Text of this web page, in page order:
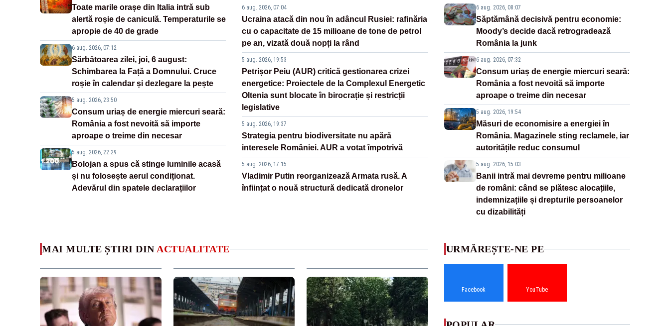
Toate marile orașe din Italia intră sub
alertă roșie de caniculă. Temperaturile se
apropie de 40 de grade
6 aug. 2026, 07:12
Sărbătoarea zilei, joi, 6 august:
Schimbarea la Față a Domnului. Cruce
roșie în calendar și dezlegare la pește
5 aug. 2026, 23:50
Consum uriaș de energie miercuri seară:
România a fost nevoită să importe
aproape o treime din necesar
5 aug. 2026, 22:29
Bolojan a spus că stinge luminile acasă
și nu folosește aerul condiționat.
Adevărul din spatele declarațiilor
6 aug. 2026, 07:04
Ucraina atacă din nou în adâncul Rusiei: rafinăria
cu o capacitate de 15 milioane de tone de petrol
pe an, vizată două nopți la rând
5 aug. 2026, 19:53
Petrișor Peiu (AUR) critică gestionarea crizei
energetice: Proiectele de la Complexul Energetic
Oltenia sunt blocate în birocrație și restricții
legislative
5 aug. 2026, 19:37
Strategia pentru biodiversitate nu apără
interesele României. AUR a votat împotrivă
5 aug. 2026, 17:15
Vladimir Putin reorganizează Armata rusă. A
înființat o nouă structură dedicată dronelor
6 aug. 2026, 08:07
Săptămână decisivă pentru economie:
Moody’s decide dacă retrogradează
România la junk
6 aug. 2026, 07:32
Consum uriaș de energie miercuri seară:
România a fost nevoită să importe
aproape o treime din necesar
5 aug. 2026, 19:54
Măsuri de economisire a energiei în
România. Magazinele sting reclamele, iar
autoritățile reduc consumul
5 aug. 2026, 15:03
Banii intră mai devreme pentru milioane
de români: când se plătesc alocațiile,
indemnizațiile și drepturile persoanelor
cu dizabilități
MAI MULTE ȘTIRI DIN ACTUALITATE URMĂREȘTE-NE PE
Facebook YouTube